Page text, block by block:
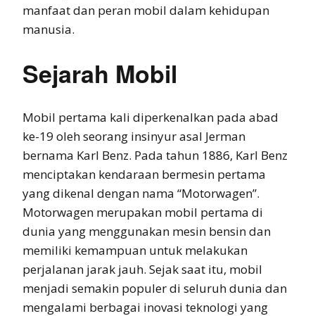
manfaat dan peran mobil dalam kehidupan
manusia.
Sejarah Mobil
Mobil pertama kali diperkenalkan pada abad
ke-19 oleh seorang insinyur asal Jerman
bernama Karl Benz. Pada tahun 1886, Karl Benz
menciptakan kendaraan bermesin pertama
yang dikenal dengan nama “Motorwagen”.
Motorwagen merupakan mobil pertama di
dunia yang menggunakan mesin bensin dan
memiliki kemampuan untuk melakukan
perjalanan jarak jauh. Sejak saat itu, mobil
menjadi semakin populer di seluruh dunia dan
mengalami berbagai inovasi teknologi yang